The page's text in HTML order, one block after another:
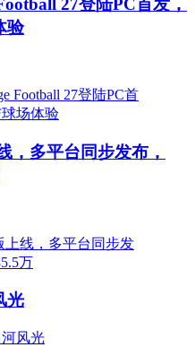
验
，多平台同步发布，
光